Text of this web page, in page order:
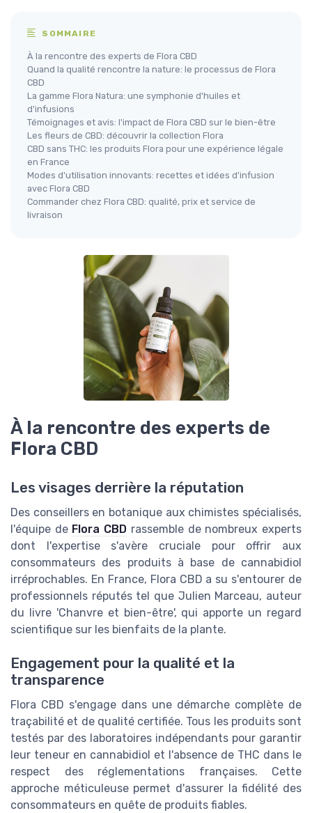
SOMMAIRE
À la rencontre des experts de Flora CBD
Quand la qualité rencontre la nature: le processus de Flora
CBD
La gamme Flora Natura: une symphonie d'huiles et
d'infusions
Témoignages et avis: l'impact de Flora CBD sur le bien-être
Les fleurs de CBD: découvrir la collection Flora
CBD sans THC: les produits Flora pour une expérience légale
en France
Modes d'utilisation innovants: recettes et idées d'infusion
avec Flora CBD
Commander chez Flora CBD: qualité, prix et service de
livraison
À la rencontre des experts de
Flora CBD
Les visages derrière la réputation
Des conseillers en botanique aux chimistes spécialisés,
l'équipe de Flora CBD rassemble de nombreux experts
dont l'expertise s'avère cruciale pour offrir aux
consommateurs des produits à base de cannabidiol
irréprochables. En France, Flora CBD a su s'entourer de
professionnels réputés tel que Julien Marceau, auteur
du livre 'Chanvre et bien-être', qui apporte un regard
scientifique sur les bienfaits de la plante.
Engagement pour la qualité et la
transparence
Flora CBD s'engage dans une démarche complète de
traçabilité et de qualité certifiée. Tous les produits sont
testés par des laboratoires indépendants pour garantir
leur teneur en cannabidiol et l'absence de THC dans le
respect des réglementations françaises. Cette
approche méticuleuse permet d'assurer la fidélité des
consommateurs en quête de produits fiables.